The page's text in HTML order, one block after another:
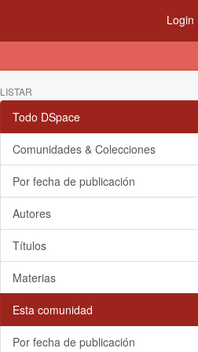
Login
LISTAR
Todo DSpace
Comunidades & Colecciones
Por fecha de publicación
Autores
Títulos
Materias
Esta comunidad
Por fecha de publicación